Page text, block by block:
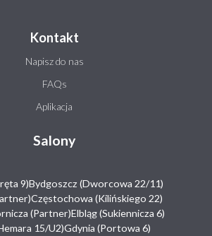
Kontakt
Napisz do nas
FAQs
Aplikacja
Salony
9)Bydgoszcz (Dworcowa 22/11)
Częstochowa (Kilińskiego 22)
(Partner)Elbląg (Sukiennicza 6)
15/U2)Gdynia (Portowa 6)